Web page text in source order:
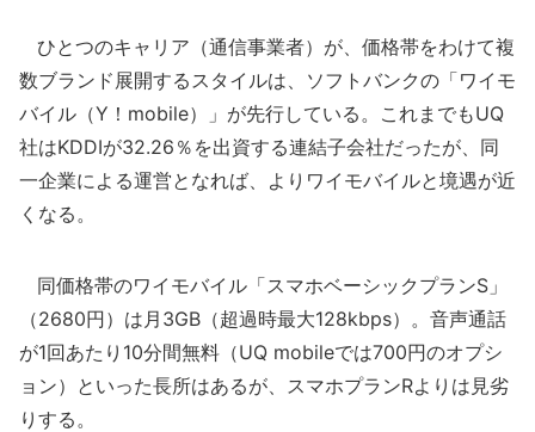
ひとつのキャリア（通信事業者）が、価格帯をわけて複
数ブランド展開するスタイルは、ソフトバンクの「ワイモ
バイル（Y！mobile）」が先行している。これまでもUQ
社はKDDIが32.26％を出資する連結子会社だったが、同
一企業による運営となれば、よりワイモバイルと境遇が近
くなる。
同価格帯のワイモバイル「スマホベーシックプランS」
（2680円）は月3GB（超過時最大128kbps）。音声通話
が1回あたり10分間無料（UQ mobileでは700円のオプシ
ョン）といった長所はあるが、スマホプランRよりは見劣
りする。